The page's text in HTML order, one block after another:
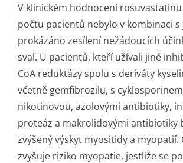
V klinickém hodnocení
počtu pacientů nebylo v kombinaci
prokázáno zesílení nežádoucích
sval. U pacientů, kteří užívali jiné
CoA reduktázy spolu s deriváty
včetně gemfibrozilu, s
nikotinovou, azolovými antibiotiky,
proteáz a makrolidovými antibiotiky
zvýšený výskyt myositidy a myopatií.
zvyšuje riziko myopatie, jestliže se